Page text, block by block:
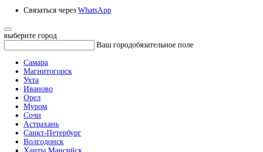
Связаться через WhatsApp
выберите город
Ваш городобязательное поле
Самара
Магнитогорск
Ухта
Иваново
Орел
Муром
Сочи
Астрахань
Санкт-Петербург
Волгодонск
Ханты Мансийск